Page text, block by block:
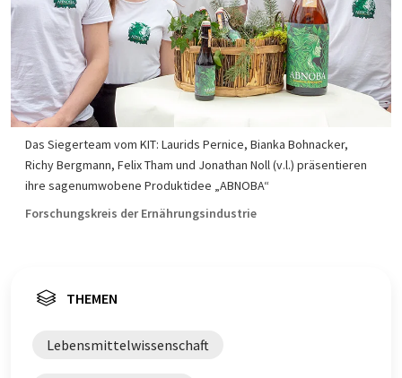
Das Siegerteam vom KIT: Laurids Pernice, Bianka Bohnacker,
Richy Bergmann, Felix Tham und Jonathan Noll (v.l.) präsentieren
ihre sagenumwobene Produktidee „ABNOBA“
Forschungskreis der Ernährungsindustrie
THEMEN
Lebensmittelwissenschaft